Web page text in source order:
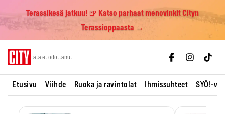
Terassikesä jatkuu! 🍺 Katso parhaat menovinkit Cityn
Terassioppaasta →
Tätä et odottanut
Etusivu Viihde Ruoka ja ravintolat Ihmissuhteet SYÖ!-